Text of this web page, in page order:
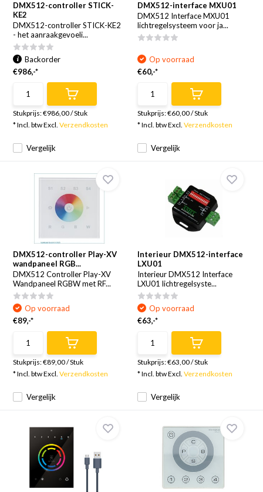
DMX512-controller STICK-
KE2
DMX512-controller STICK-KE2
- het aanraakgevoeli...
Vergelijk
Backorder
€986,-*
Stukprijs:€986,00/Stuk
* Incl. btw Excl.Verzendkosten
DMX512-interface MXU01
DMX512 Interface MXU01
lichtregelsysteem voor ja...
Vergelijk
Op voorraad
€60,-*
Stukprijs:€60,00/Stuk
* Incl. btw Excl. Verzendkosten
DMX512-controller Play-XV
wandpaneel RGB...
DMX512 Controller Play-XV
Wandpaneel RGBW met RF...
Vergelijk
Op voorraad
€89,-*
Stukprijs:€89,00/Stuk
* Incl. btw Excl.Verzendkosten
Interieur DMX512-interface
LXU01
Interieur DMX512 Interface
LXU01 lichtregelsyste...
Vergelijk
Op voorraad
€63,-*
Stukprijs:€63,00/Stuk
* Incl. btw Excl. Verzendkosten